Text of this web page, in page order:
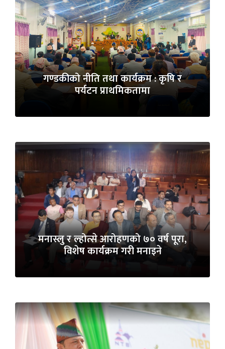
गण्डकीको नीति तथा कार्यक्रम : कृषि र
पर्यटन प्राथमिकतामा
मनास्लु र ल्होत्से आरोहणको ७० वर्ष पूरा,
विशेष कार्यक्रम गरी मनाइने